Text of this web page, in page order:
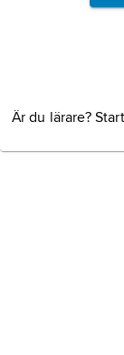
Är du lärare?